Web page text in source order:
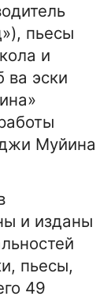
пьесы
и
ва эски
Муйина
и изданы
пьесы,
49